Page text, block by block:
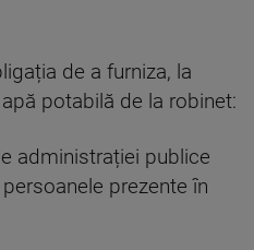
de a furniza, la
potabilă de la robinet:
administrației publice
prezente în